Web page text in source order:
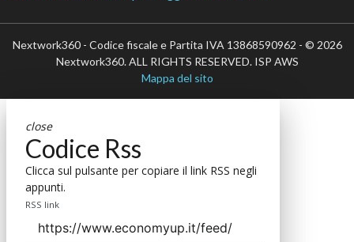
Nextwork360 - Codice fiscale e Partita IVA 13868590962 - © 2026
Nextwork360. ALL RIGHTS RESERVED. ISP AWS
Mappa del sito
close
Codice Rss
Clicca sul pulsante per copiare il link RSS negli
appunti.
RSS link